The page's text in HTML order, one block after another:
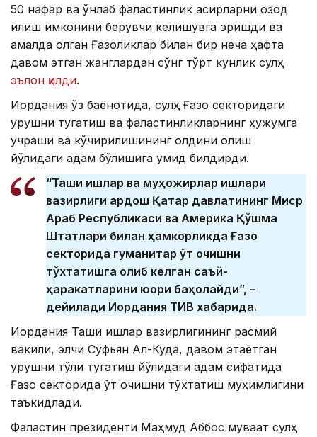
50 нафар ва ўнлаб фаластинлик асирларни озод
қилиш имконини берувчи келишувга эришди ва
қамалда қолган Ғазоликлар билан бир неча ҳафта
давом этган жанглардан сўнг тўрт кунлик сулҳ
эълон қилди.
Иордания ўз баёнотида, сулҳ Ғазо секторидаги
урушни тугатиш ва фаластинликларнинг ҳужумга
учраши ва кўчирилишининг олдини олиш
йўлидаги қадам бўлишига умид билдирди.
“Ташқи ишлар ва муҳожирлар ишлари
вазирлиги қардош Қатар давлатининг Миср
Араб Республикаси ва Америка Қўшма
Штатлари билан ҳамкорликда Ғазо
секторида гуманитар ўт очишни
тўхтатишга олиб келган саъй-
ҳаракатларини юқори баҳолайди”, –
дейилади Иордания ТИВ хабарида.
Иордания Ташқи ишлар вазирлигининг расмий
вакили, элчи Суфьян Ал-Куда, давом этаётган
урушни тўлиқ тугатиш йўлидаги қадам сифатида
Ғазо секторида ўт очишни тўхтатиш муҳимлигини
таъкидлади.
Фаластин президенти Маҳмуд Аббос муваққат сулҳ